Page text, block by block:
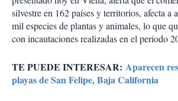
silvestre en 162 países y territorios, afecta a
mil especies de plantas y animales, lo que
con incautaciones realizadas en el período
TE PUEDE INTERESAR: Aparecen
playas de San Felipe, Baja California